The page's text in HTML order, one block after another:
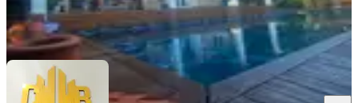
Nogay GAYRİMENKULBurhanettin Nogay
Ara